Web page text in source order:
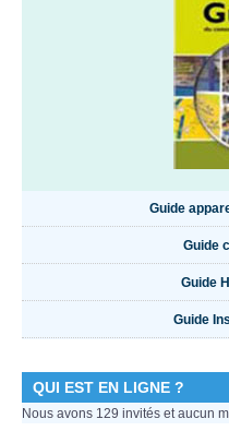
Guide
Guide
Guide
Guide
QUI EST EN LIGNE ?
Nous avons 129 invités et aucun